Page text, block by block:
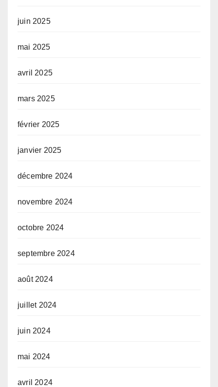
juin 2025
mai 2025
avril 2025
mars 2025
février 2025
janvier 2025
décembre 2024
novembre 2024
octobre 2024
septembre 2024
août 2024
juillet 2024
juin 2024
mai 2024
avril 2024